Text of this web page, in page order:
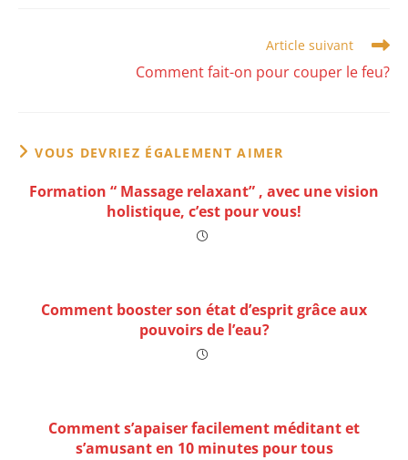
Article suivant
Comment fait-on pour couper le feu?
VOUS DEVRIEZ ÉGALEMENT AIMER
Formation “ Massage relaxant” , avec une vision
holistique, c’est pour vous!
Comment booster son état d’esprit grâce aux
pouvoirs de l’eau?
Comment s’apaiser facilement méditant et
s’amusant en 10 minutes pour tous